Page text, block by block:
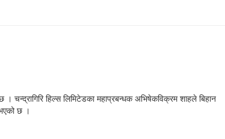
। चन्द्रागिरि हिल्स लिमिटेडका महाप्रबन्धक अभिषेकविक्रम शाहले बिहान
छ ।